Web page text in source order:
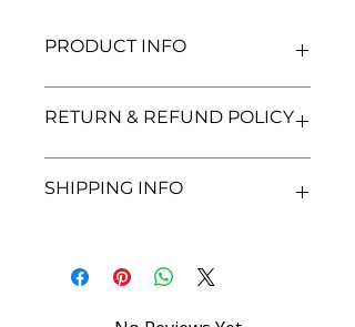
PRODUCT INFO
Code)
Binding: Paperback
RETURN & REFUND POLICY
satisfaction. If you are unsatisfied
processed after we receive and
SHIPPING INFO
India only. All orders will be
processed and shipped within 48